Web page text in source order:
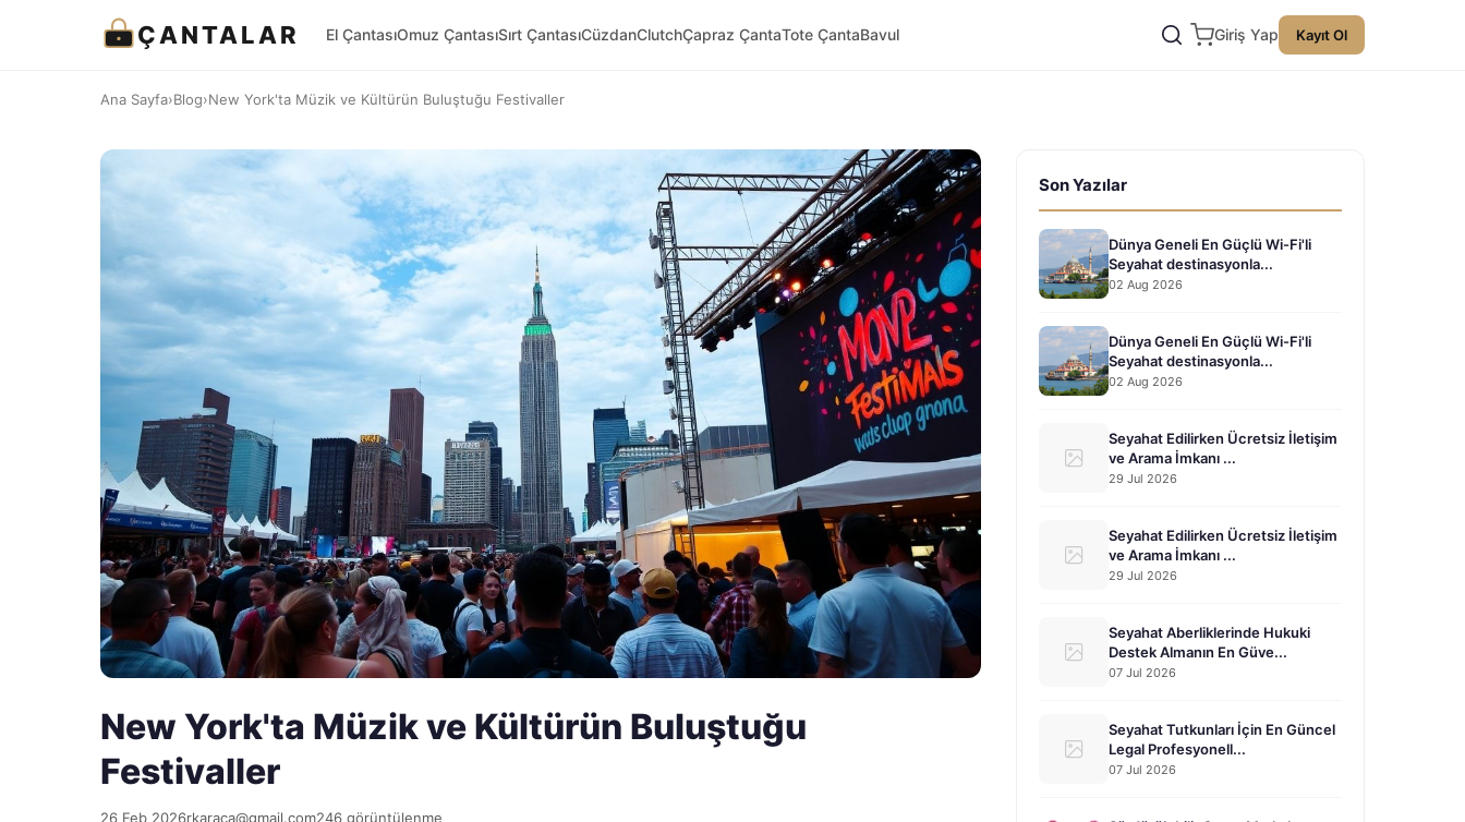
ÇANTALAR El ÇantasıOmuz ÇantasıSırt ÇantasıCüzdanClutchÇapraz ÇantaTote ÇantaBavul Giriş Yap Kayıt Ol
Ana Sayfa›Blog›New York'ta Müzik ve Kültürün Buluştuğu Festivaller
New York'ta Müzik ve Kültürün Buluştuğu
Festivaller
26 Feb 2026rkaraca@gmail.com246 görüntülenme
Son Yazılar
Dünya Geneli En Güçlü Wi-Fi'li
Seyahat destinasyonla...
02 Aug 2026
Dünya Geneli En Güçlü Wi-Fi'li
Seyahat destinasyonla...
02 Aug 2026
Seyahat Edilirken Ücretsiz İletişim
ve Arama İmkanı ...
29 Jul 2026
Seyahat Edilirken Ücretsiz İletişim
ve Arama İmkanı ...
29 Jul 2026
Seyahat Aberliklerinde Hukuki
Destek Almanın En Güve...
07 Jul 2026
Seyahat Tutkunları İçin En Güncel
Legal Profesyonell...
07 Jul 2026